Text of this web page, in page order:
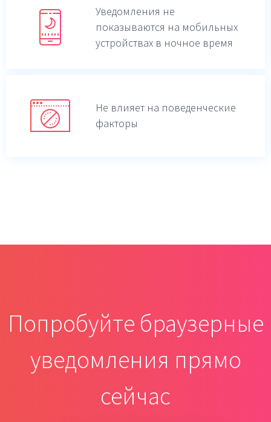
Уведомления не
показываются на мобильных
устройствах в ночное время
Не влияет на поведенческие
факторы
Попробуйте браузерные
уведомления прямо
сейчас